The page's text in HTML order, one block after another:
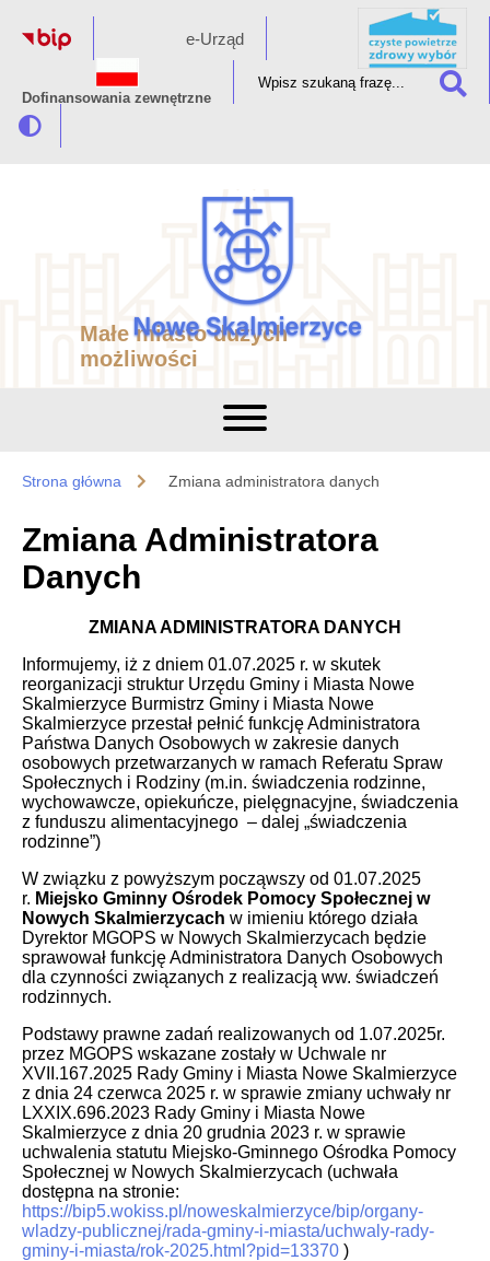
e-Urząd
Dofinansowania zewnętrzne
Małe miasto dużych
możliwości
Strona główna Zmiana administratora danych
Zmiana Administratora
Danych
ZMIANA ADMINISTRATORA DANYCH
Informujemy, iż z dniem 01.07.2025 r. w skutek
reorganizacji struktur Urzędu Gminy i Miasta Nowe
Skalmierzyce Burmistrz Gminy i Miasta Nowe
Skalmierzyce przestał pełnić funkcję Administratora
Państwa Danych Osobowych w zakresie danych
osobowych przetwarzanych w ramach Referatu Spraw
Społecznych i Rodziny (m.in. świadczenia rodzinne,
wychowawcze, opiekuńcze, pielęgnacyjne, świadczenia
z funduszu alimentacyjnego – dalej „świadczenia
rodzinne”)
W związku z powyższym począwszy od 01.07.2025
r. Miejsko Gminny Ośrodek Pomocy Społecznej w
Nowych Skalmierzycach w imieniu którego działa
Dyrektor MGOPS w Nowych Skalmierzycach będzie
sprawował funkcję Administratora Danych Osobowych
dla czynności związanych z realizacją ww. świadczeń
rodzinnych.
Podstawy prawne zadań realizowanych od 1.07.2025r.
przez MGOPS wskazane zostały w Uchwale nr
XVII.167.2025 Rady Gminy i Miasta Nowe Skalmierzyce
z dnia 24 czerwca 2025 r. w sprawie zmiany uchwały nr
LXXIX.696.2023 Rady Gminy i Miasta Nowe
Skalmierzyce z dnia 20 grudnia 2023 r. w sprawie
uchwalenia statutu Miejsko-Gminnego Ośrodka Pomocy
Społecznej w Nowych Skalmierzycach (uchwała
dostępna na stronie:
https://bip5.wokiss.pl/noweskalmierzyce/bip/organy-
wladzy-publicznej/rada-gminy-i-miasta/uchwaly-rady-
gminy-i-miasta/rok-2025.html?pid=13370 )